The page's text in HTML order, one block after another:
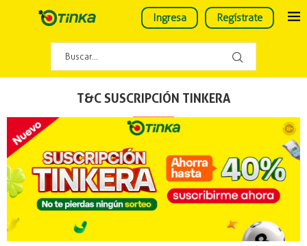
Ingresa Regístrate
T&C SUSCRIPCIÓN TINKERA